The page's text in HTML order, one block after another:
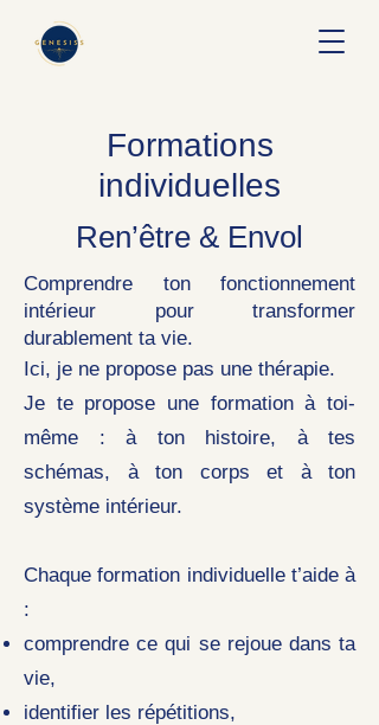
Formations
individuelles
Ren’être & Envol
Comprendre ton fonctionnement
intérieur pour transformer
durablement ta vie.
Ici, je ne propose pas une thérapie.
Je te propose une formation à toi-
même : à ton histoire, à tes
schémas, à ton corps et à ton
système intérieur.
Chaque formation individuelle t’aide à
:
comprendre ce qui se rejoue dans ta
vie,
identifier les répétitions,